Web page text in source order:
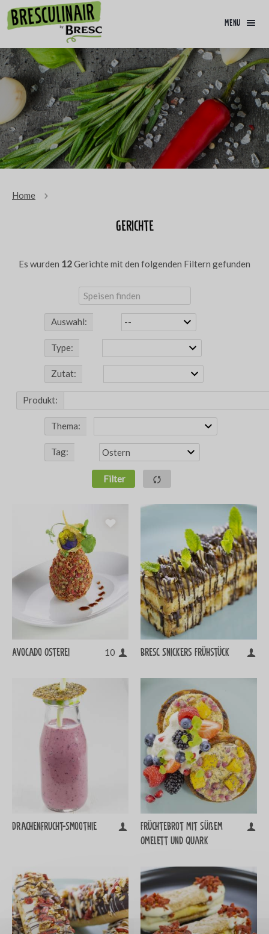
menu
Home
Gerichte
Es wurden 12Gerichte mit den folgenden Filtern gefunden
Auswahl:
Type:
Zutat:
Produkt:
Thema:
Tag:
Filter
Avocado Osterei 10 Bresc Snickers Frühstück
Drachenfrucht-Smoothie
Früchtebrot mit süßem
Omelett und Quark